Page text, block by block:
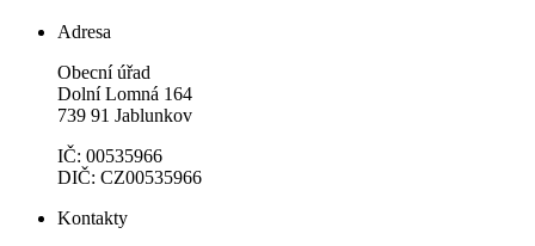
Adresa
Obecní úřad
Dolní Lomná 164
739 91 Jablunkov
IČ: 00535966
DIČ: CZ00535966
Kontakty